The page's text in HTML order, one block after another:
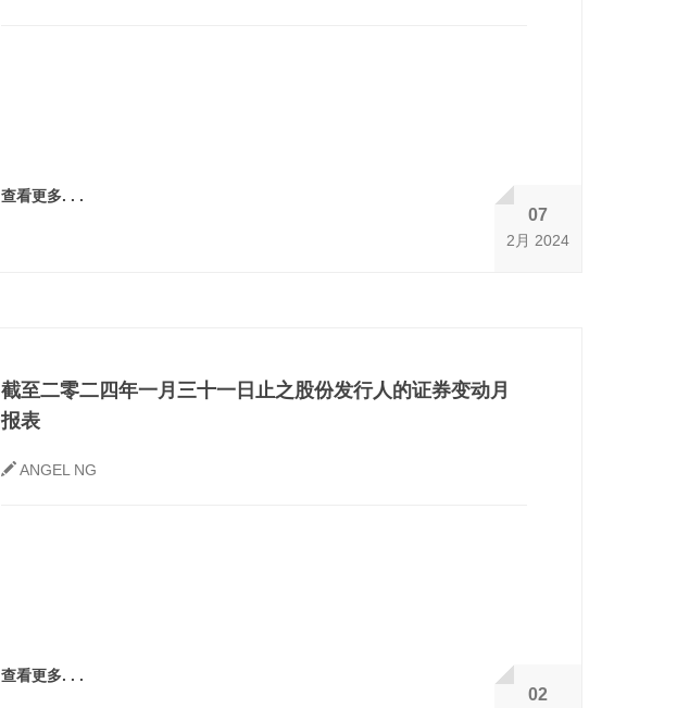
查看更多. . .
07
2月 2024
截至二零二四年一月三十一日止之股份发行人的证券变动月
报表
ANGEL NG
查看更多. . .
02